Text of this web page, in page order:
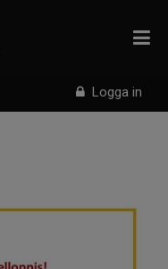
Logga in